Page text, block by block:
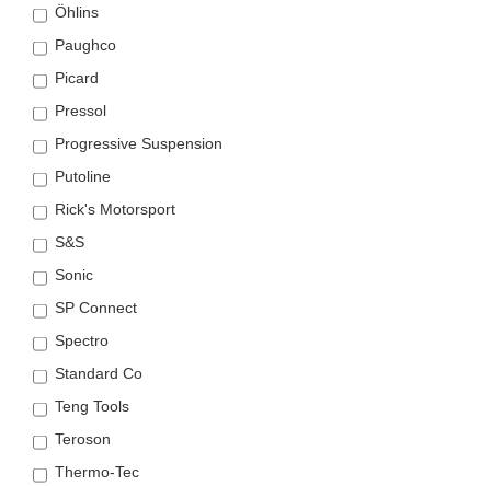
Öhlins
Paughco
Picard
Pressol
Progressive Suspension
Putoline
Rick's Motorsport
S&S
Sonic
SP Connect
Spectro
Standard Co
Teng Tools
Teroson
Thermo-Tec